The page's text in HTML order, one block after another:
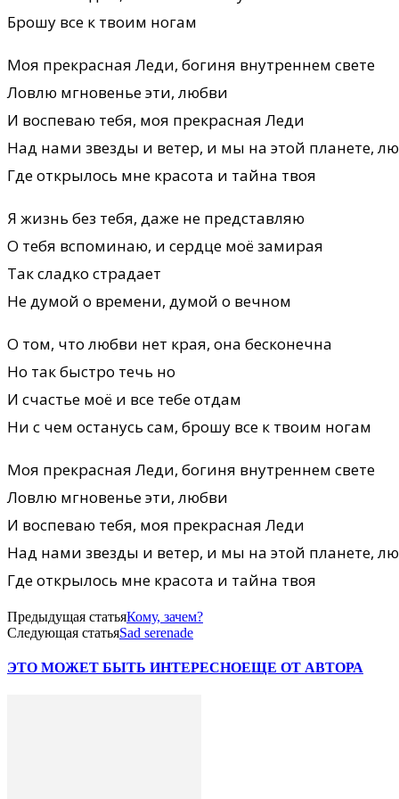
Брошу все к твоим ногам
Моя прекрасная Леди, богиня внутреннем свете
Ловлю мгновенье эти, любви
И воспеваю тебя, моя прекрасная Леди
Над нами звезды и ветер, и мы на этой планете,
Где открылось мне красота и тайна твоя
Я жизнь без тебя, даже не представляю
О тебя вспоминаю, и сердце моё замирая
Так сладко страдает
Не думой о времени, думой о вечном
О том, что любви нет края, она бесконечна
Но так быстро течь но
И счастье моё и все тебе отдам
Ни с чем останусь сам, брошу все к твоим ногам
Моя прекрасная Леди, богиня внутреннем свете
Ловлю мгновенье эти, любви
И воспеваю тебя, моя прекрасная Леди
Над нами звезды и ветер, и мы на этой планете,
Где открылось мне красота и тайна твоя
Предыдущая статьяКому, зачем?
Следующая статьяSad serenade
ЭТО МОЖЕТ БЫТЬ ИНТЕРЕСНОЕЩЕ ОТ АВТОРА